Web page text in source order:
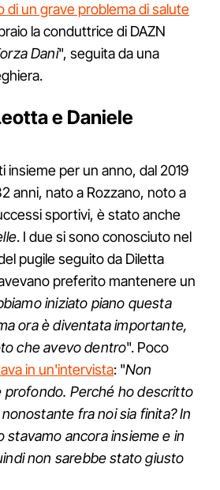
di un grave problema di salute
la conduttrice di DAZN
Dani", seguita da una
e Daniele
insieme per un anno, dal 2019
anni, nato a Rozzano, noto a
sportivi, è stato anche
. I due si sono conosciuto nel
pugile seguito da Diletta
preferito mantenere un
iniziato piano questa
ora è diventata importante,
che avevo dentro". Poco
in un'intervista: "Non
profondo. Perché ho descritto
fra noi sia finita? In
stavamo ancora insieme e in
non sarebbe stato giusto